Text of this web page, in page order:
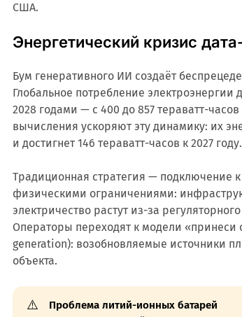
США.
Энергетический кризис
Бум генеративного ИИ создаёт
Глобальное потребление электроэнергии
2028 годами — с 400 до 857 тераватт-
вычисления ускоряют эту динамику: их
и достигнет 146 тераватт-часов к 2027 году.
Традиционная стратегия — подключение к
физическими ограничениями:
электричество растут из-за
Операторы переходят к модели
generation): возобновляемые источники
объекта.
⚠️
Проблема литий-ионных батарей